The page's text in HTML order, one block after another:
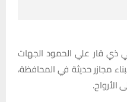
ذي قار علي الحمود الجهات
مجازر حديثة في المحافظة،
الأرواح.